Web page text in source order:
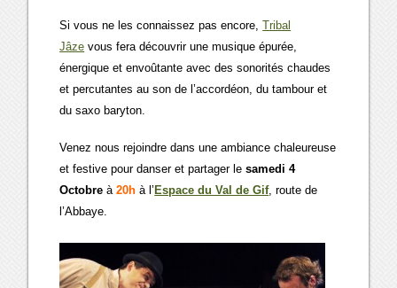
Si vous ne les connaissez pas encore,Tribal
Jâze vous fera découvrir une musique épurée,
énergique et envoûtante avec des sonorités chaudes
et percutantes au son de l’accordéon, du tambour et
du saxo baryton.
Venez nous rejoindre dans une ambiance chaleureuse
et festive pour danser et partager lesamedi 4
Octobre à20h à l’ Espace du Val de Gif, route de
l’Abbaye.